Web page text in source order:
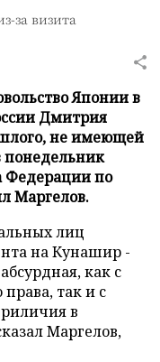
за визита
Японии в
Дмитрия
не имеющей
понедельник
Федерации по
Маргелов.
лиц
на Кунашир -
как с
так и с
в
Маргелов,